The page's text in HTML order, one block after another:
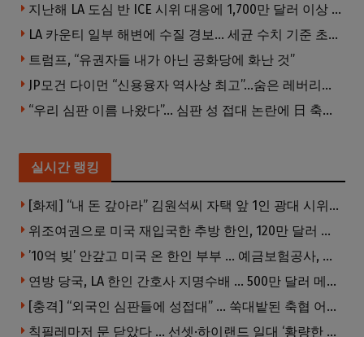
지난해 LA 도심 반 ICE 시위 대응에 1,700만 달러 이상 지출… LAPD, 대규모 시위 대비 강화 필요
LA 카운티 일부 해변에 수질 경보… 세균 수치 기준 초과, 입수 자제 당부
트럼프, “유권자들 내가 아닌 공화당에 화난 것”
JP모건 다이먼 “신용융자 역사상 최고”…숨은 레버리지 경고
“우리 심판 이름 나왔다”… 심판 성 접대 논란에 日 축구계 발칵
실시간 랭킹
[화제] “내 돈 갚아라” 김원석씨 자택 앞 1인 광대 시위 … 한인 투자사, “108만 달러 못받아”
위조여권으로 미국 재입국한 추방 한인, 120만 달러 은행 사기 행각
’10억 빚’ 안갚고 미국 온 한인 부부 … 예금보험공사, 미국서 소송
연방 당국, LA 한인 간호사 지명수배 … 500만 달러 메디캐어 사기, 선고 직전 한국 도주
[충격] “외국인 심판들에 성접대” … 쑥대밭된 축협 어디까지 추락하나
칙필레마저 문 닫았다 … 선셋·하이랜드 일대 ‘황량한 거리’로